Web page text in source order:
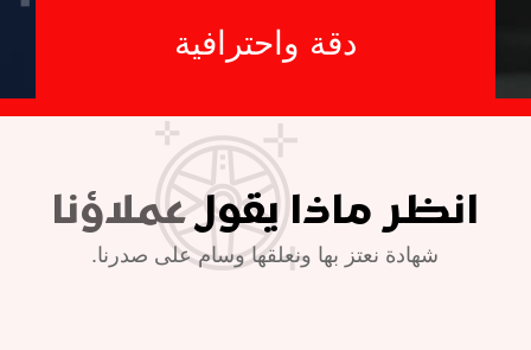
دقة واحترافية
انظر ماذا يقولعملاؤنا
شهادة نعتز بها ونعلقها وسام على صدرنا.